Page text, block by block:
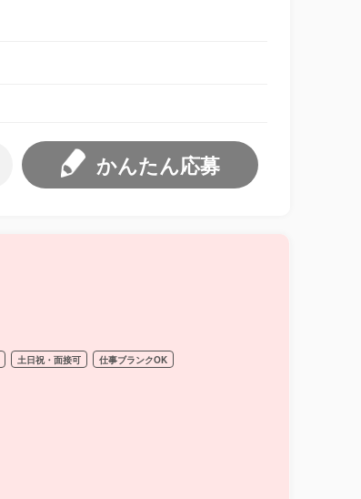
かんたん応募
土日祝・面接可 仕事ブランクOK